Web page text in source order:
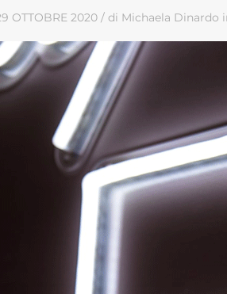
OTTOBRE 2020 / di Michaela Dinardo